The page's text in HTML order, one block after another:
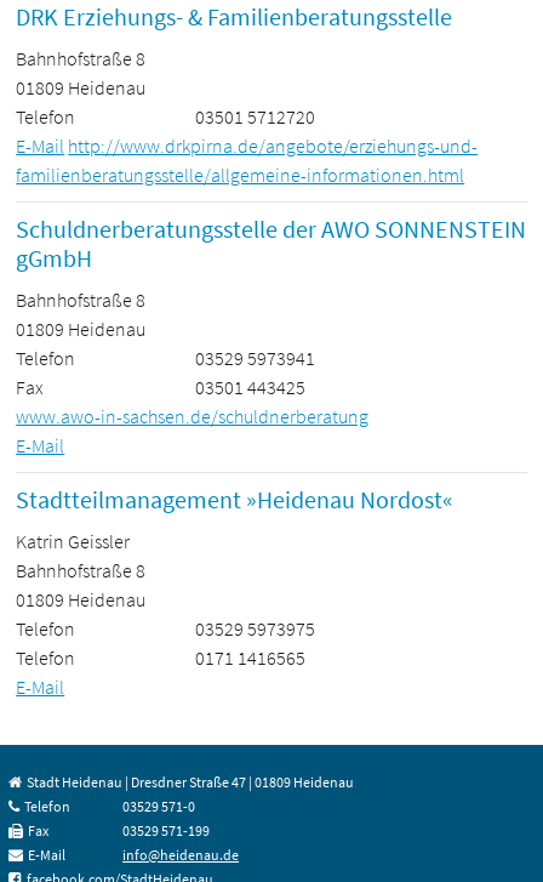
DRK Erziehungs- & Familienberatungsstelle
Bahnhofstraße 8
01809 Heidenau
Telefon
03501 5712720
E-Mail http://www.drkpirna.de/angebote/erziehungs-und-
familienberatungsstelle/allgemeine-informationen.html
Schuldnerberatungsstelle der AWO SONNENSTEIN
gGmbH
Bahnhofstraße 8
01809 Heidenau
Telefon
03529 5973941
Fax
03501 443425
www.awo-in-sachsen.de/schuldnerberatung
E-Mail
Stadtteilmanagement »Heidenau Nordost«
Katrin Geissler
Bahnhofstraße 8
01809 Heidenau
Telefon
03529 5973975
Telefon
0171 1416565
E-Mail
Stadt Heidenau | Dresdner Straße 47 | 01809 Heidenau
Telefon
03529 571-0
Fax
03529 571-199
E-Mail
info@heidenau.de